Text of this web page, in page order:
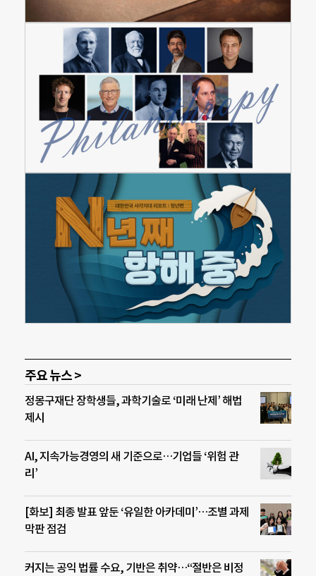
주요 뉴스 >
정몽구재단 장학생들, 과학기술로 ‘미래 난제’ 해법
제시
AI, 지속가능경영의 새 기준으로…기업들 ‘위험 관
리’
[화보] 최종 발표 앞둔 ‘유일한 아카데미’…조별 과제
막판 점검
커지는 공익 법률 수요, 기반은 취약…“절반은 비정